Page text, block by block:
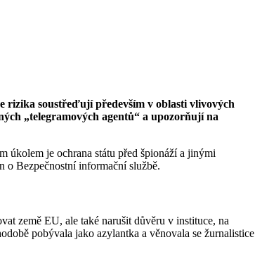
rizika soustřeďují především v oblasti vlivových
„telegramových agentů“ a upozorňují na
úkolem je ochrana státu před špionáží a jinými
o Bezpečnostní informační službě.
země EU, ale také narušit důvěru v instituce, na
pobývala jako azylantka a věnovala se žurnalistice